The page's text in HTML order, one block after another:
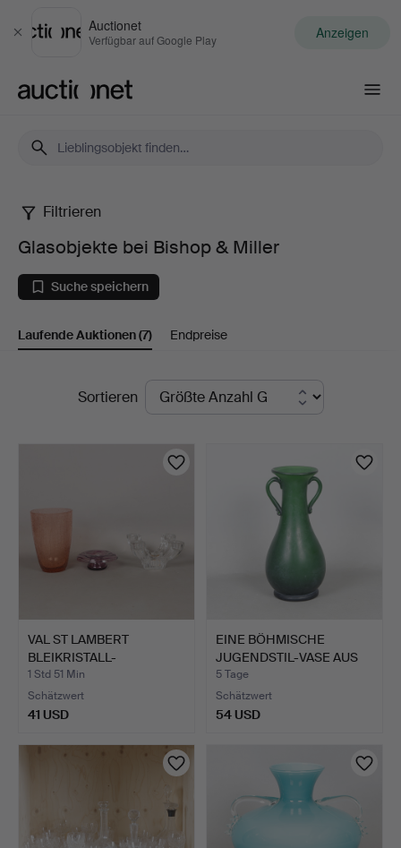
Schließen
Auctionet
Verfügbar auf Google Play Anzeigen
Glasobjekte
bei
Bishop
&
Filtrieren
Glasobjekte bei Bishop & Miller
Suche speichern
Laufende Auktionen(7) Endpreise
LaufendeSortieren
VAL ST LAMBERT
BLEIKRISTALL-
TISCHKANDELABE…
1 Std 51 Min
Schätzwert
41 USD
EINE BÖHMISCHE
JUGENDSTIL-VASE AUS
SATINIE…
5 Tage
Schätzwert
54 USD